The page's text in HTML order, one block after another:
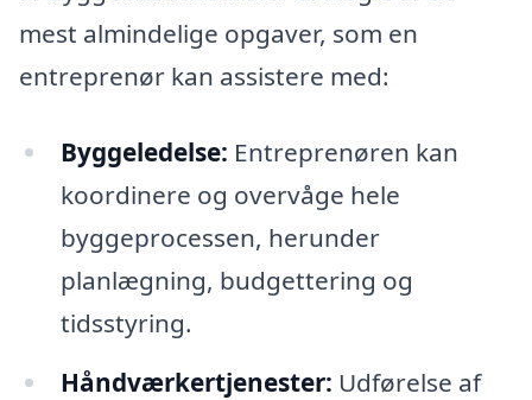
mest almindelige opgaver, som en
entreprenør kan assistere med:
Byggeledelse: Entreprenøren kan
koordinere og overvåge hele
byggeprocessen, herunder
planlægning, budgettering og
tidsstyring.
Håndværkertjenester: Udførelse af